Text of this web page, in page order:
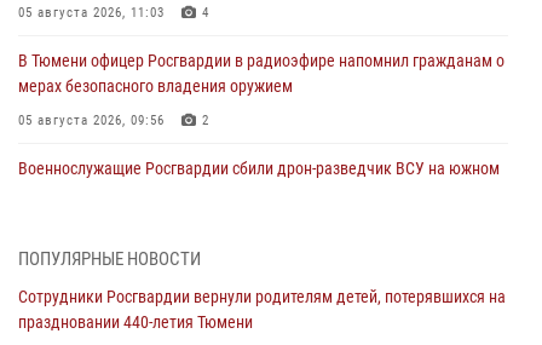
05 августа 2026, 11:03 4
В Тюмени офицер Росгвардии в радиоэфире напомнил гражданам о
мерах безопасного владения оружием
05 августа 2026, 09:56 2
Военнослужащие Росгвардии сбили дрон-разведчик ВСУ на южном
масштабных спортивных событий на Урале
05 августа 2026, 05:22
ПОПУЛЯРНЫЕ НОВОСТИ
Сотрудники Росгвардии вернули родителям детей, потерявшихся на
праздновании 440-летия Тюмени